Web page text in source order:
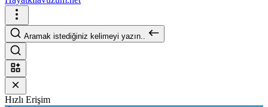
Aramak istediğiniz kelimeyi yazın..
Hızlı Erişim